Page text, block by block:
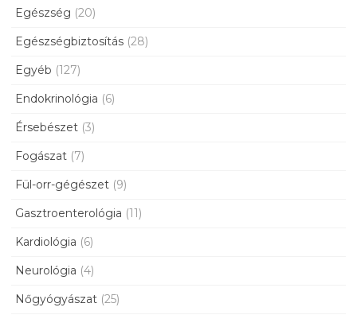
Egészség (20)
Egészségbiztosítás (28)
Egyéb (127)
Endokrinológia (6)
Érsebészet (3)
Fogászat (7)
Fül-orr-gégészet (9)
Gasztroenterológia (11)
Kardiológia (6)
Neurológia (4)
Nőgyógyászat (25)